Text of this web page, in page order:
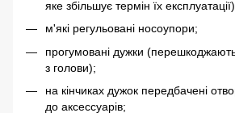
яке збільшує термін їх
м'які регульовані носоупори;
прогумовані дужки
з голови);
на кінчиках дужок передбачені
до аксессуарів;